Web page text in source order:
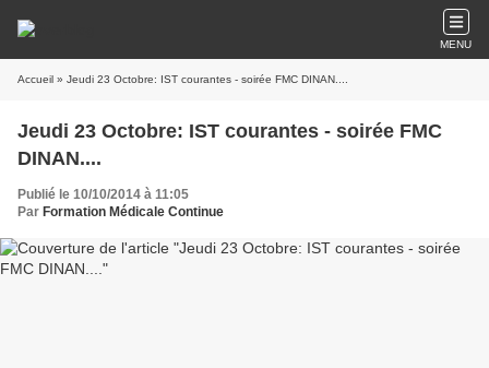
MENU
Accueil » Jeudi 23 Octobre: IST courantes - soirée FMC DINAN....
Jeudi 23 Octobre: IST courantes - soirée FMC
DINAN....
Publié le 10/10/2014 à 11:05
Par Formation Médicale Continue